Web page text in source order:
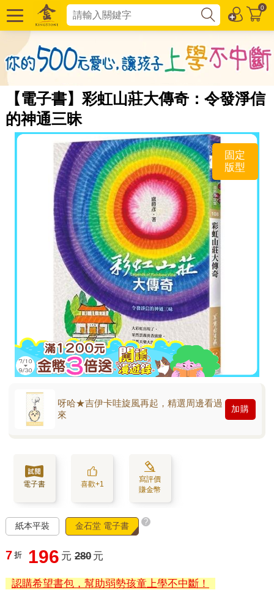
0
【電子書】彩虹山莊大傳奇：令發淨信
的神通三昧
固定
版型
呀哈★吉伊卡哇旋風再起，精選周邊看過
來
加購
電子書 喜歡+1
寫評價
賺金幣
紙本平裝 金石堂 電子書 ?
7 折 196 元 280 元
認購希望書包，幫助弱勢孩童上學不中斷！